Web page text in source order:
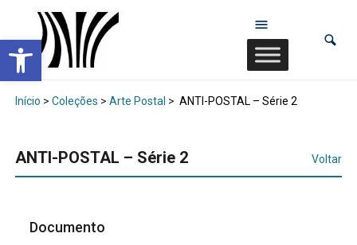
Abrir a barra de ferramentas
Início > Coleções > Arte Postal > ANTI-POSTAL – Série 2
ANTI-POSTAL – Série 2 Voltar
Documento